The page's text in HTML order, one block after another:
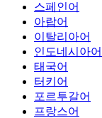
스페인어
아랍어
이탈리아어
인도네시아어
태국어
터키어
포르투갈어
프랑스어